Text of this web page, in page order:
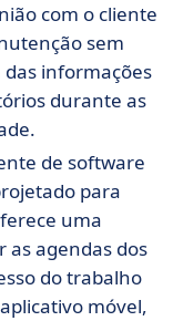
com o cliente
sem
das informações
durante as
de software
para
uma
as agendas dos
do trabalho
móvel,